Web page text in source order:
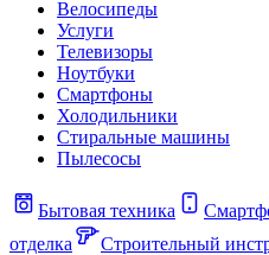
Велосипеды
Услуги
Телевизоры
Ноутбуки
Смартфоны
Холодильники
Стиральные машины
Пылесосы
Бытовая техника
отделка
Строительный